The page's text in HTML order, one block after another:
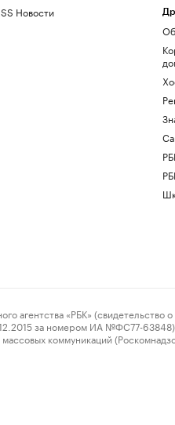
Новости
«РБК» (свидетельство о
за номером ИА №ФС77-63848)
коммуникаций